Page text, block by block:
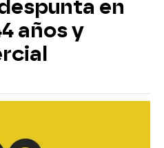
en
años y